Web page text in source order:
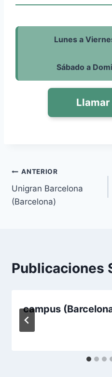
Lunes a
Sábado a
Navegación
de
ANTERIOR
Unigran Barcelona
(Barcelona)
Publicaciones
campus